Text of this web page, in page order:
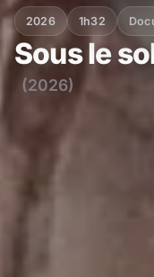
2026 1h32
Sous le
(2026)